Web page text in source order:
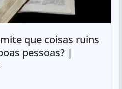
que coisas ruins
pessoas? |